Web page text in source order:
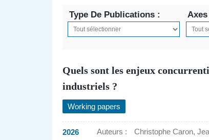
Type De Publications :
Quels sont les enjeux
industriels ?
Working papers
2026 Auteurs : Christophe Caron,